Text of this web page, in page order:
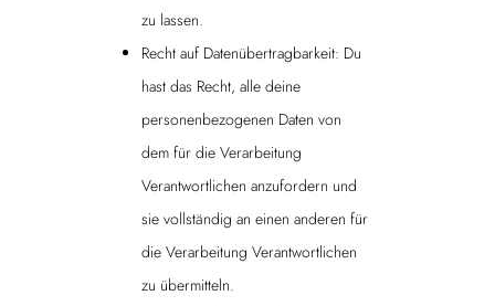
zu lassen.
Recht auf Datenübertragbarkeit: Du
hast das Recht, alle deine
personenbezogenen Daten von
dem für die Verarbeitung
Verantwortlichen anzufordern und
sie vollständig an einen anderen für
die Verarbeitung Verantwortlichen
zu übermitteln.